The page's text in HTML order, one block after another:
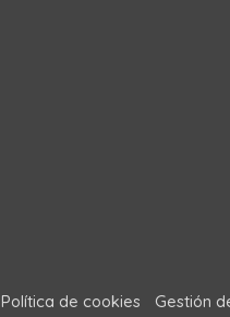
Política de cookies Gestión